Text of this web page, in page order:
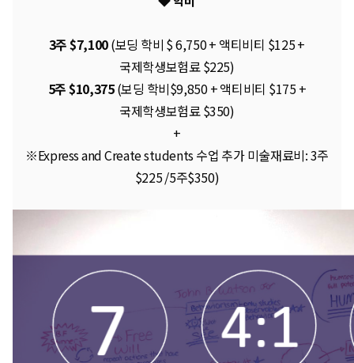
3주 $7,100(보딩 학비 $ 6,750 + 액티비티 $125 +
국제학생보험료 $225)
5주 $10,375(보딩 학비$9,850 + 액티비티 $175 +
국제학생보험료 $350)
+
※Express and Create students 수업 추가 미술재료비: 3주
$225 /5주$350)